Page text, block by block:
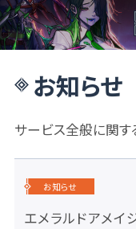
お知らせ
サービス全般に関す
お知らせ
エメラルドアメイ